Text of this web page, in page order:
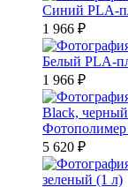
Синий PLA-
1 966 ₽
Белый PLA-
1 966 ₽
5 620 ₽